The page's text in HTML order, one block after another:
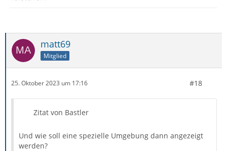
matt69
Mitglied
25. Oktober 2023 um 17:16 #18
Zitat von Bastler
Und wie soll eine spezielle Umgebung dann angezeigt
werden?